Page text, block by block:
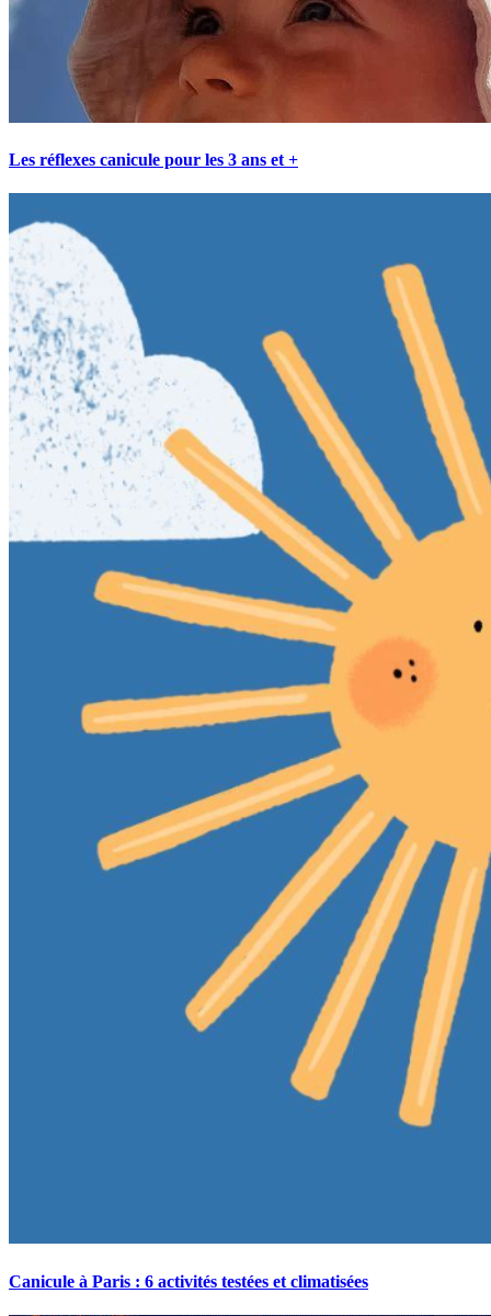
Les réflexes canicule pour les 3 ans et +
Canicule à Paris : 6 activités testées et climatisées